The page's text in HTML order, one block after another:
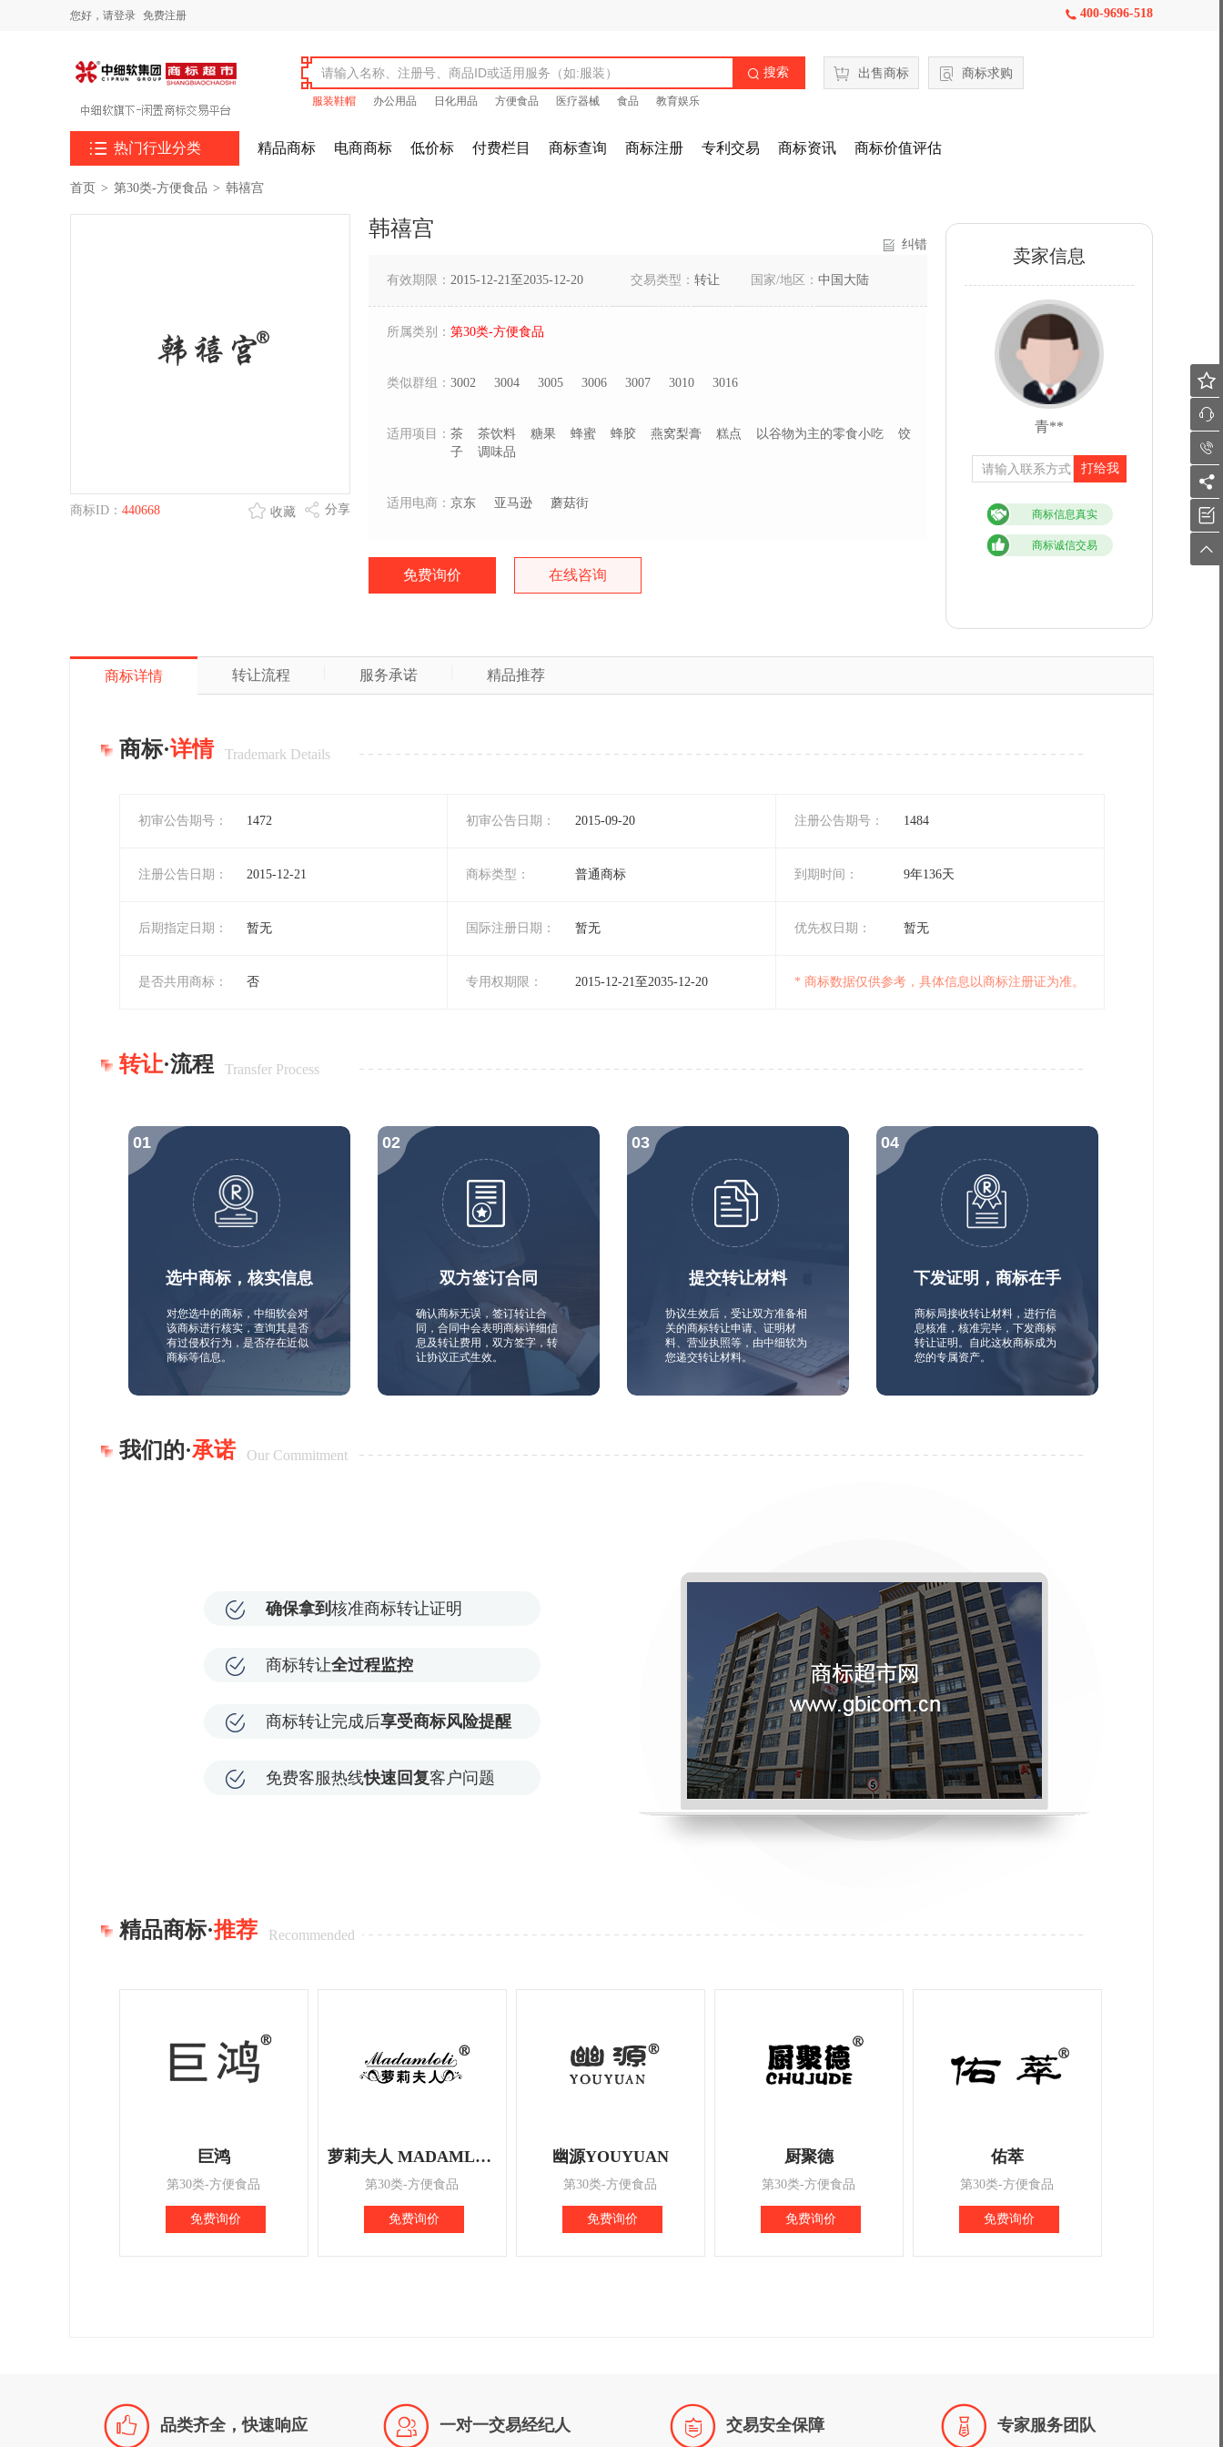
您好， 请登录 免费注册  400-9696-518
 搜索
服装鞋帽 办公用品 日化用品 方便食品 医疗器械 食品 教育娱乐
出售商标 商标求购
 热门行业分类 精品商标 电商商标 低价标 付费栏目 商标查询 商标注册 专利交易 商标资讯 商标价值评估
首页 > 第30类-方便食品 > 韩禧宫
商标ID： 440668 分享
收藏
韩禧宫
纠错
有效期限： 2015-12-21至2035-12-20 交易类型： 转让 国家/地区： 中国大陆
所属类别： 第30类-方便食品
类似群组： 3002 3004 3005 3006 3007 3010 3016
适用项目： 茶 茶饮料 糖果 蜂蜜 蜂胶 燕窝梨膏 糕点 以谷物为主的零食小吃
饺
子
调味品
适用电商： 京东 亚马逊 蘑菇街
免费询价 在线咨询
卖家信息
青**
打给我
商标信息真实
商标诚信交易
商标详情 转让流程 服务承诺 精品推荐
商标·详情 Trademark Details
初审公告期号： 1472 初审公告日期： 2015-09-20 注册公告期号： 1484
注册公告日期： 2015-12-21 商标类型： 普通商标 到期时间： 9年136天
后期指定日期： 暂无 国际注册日期： 暂无 优先权日期： 暂无
是否共用商标： 否 专用权期限： 2015-12-21至2035-12-20 * 商标数据仅供参考，具体信息以商标注册证为准。
转让·流程 Transfer Process
选中商标，核实信息
对您选中的商标，中细软会对
该商标进行核实，查询其是否
有过侵权行为，是否存在近似
商标等信息。
双方签订合同
确认商标无误，签订转让合
同，合同中会表明商标详细信
息及转让费用，双方签字，转
让协议正式生效。
提交转让材料
协议生效后，受让双方准备相
关的商标转让申请、证明材
料、营业执照等，由中细软为
您递交转让材料。
下发证明，商标在手
商标局接收转让材料，进行信
息核准，核准完毕，下发商标
转让证明。自此这枚商标成为
您的专属资产。
我们的·承诺 Our Commitment
确保拿到 核准商标转让证明
商标转让全过程监控
商标转让完成后享受商标风险提醒
免费客服热线快速回复客户问题
精品商标·推荐 Recommended
巨鸿
第30类-方便食品
免费询价
萝莉夫人 MADAMLOLI
第30类-方便食品
免费询价
幽源YOUYUAN
第30类-方便食品
免费询价
厨聚德
第30类-方便食品
免费询价
佑萃
第30类-方便食品
免费询价
 品类齐全，快速响应  一对一交易经纪人  交易安全保障  专家服务团队





